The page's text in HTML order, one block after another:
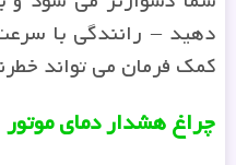
دهید – رانندگی با
کمک فرمان می تواند
چراغ هشدار دمای موتور